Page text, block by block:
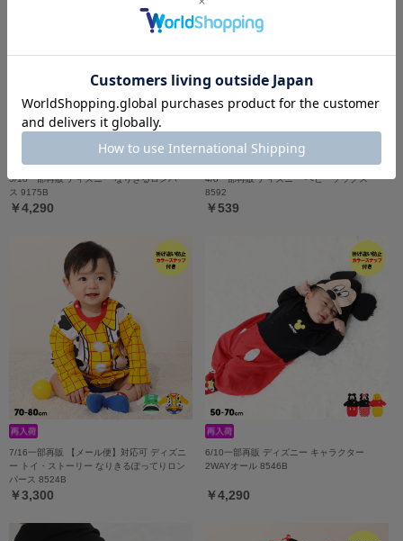
5/18一部再販 ディズニー なりきるロンパー
ス 9175B
￥4,290
4/8一部再販 ディズニー ベビーソックス
8592
￥539
7/16一部再販 【メール便】対応可 ディズニ
ー トイ・ストーリー なりきるぽってりロン
パース 8524B
￥3,300
6/10一部再販 ディズニー キャラクター
2WAYオール 8546B
￥4,290